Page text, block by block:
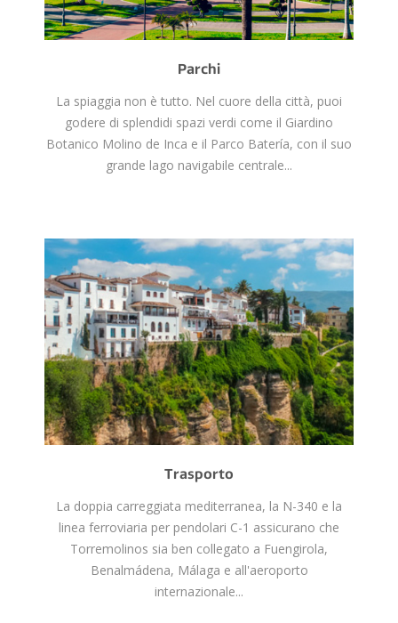
Parchi
La spiaggia non è tutto. Nel cuore della città, puoi
godere di splendidi spazi verdi come il Giardino
Botanico Molino de Inca e il Parco Batería, con il suo
grande lago navigabile centrale...
Trasporto
La doppia carreggiata mediterranea, la N-340 e la
linea ferroviaria per pendolari C-1 assicurano che
Torremolinos sia ben collegato a Fuengirola,
Benalmádena, Málaga e all'aeroporto
internazionale...